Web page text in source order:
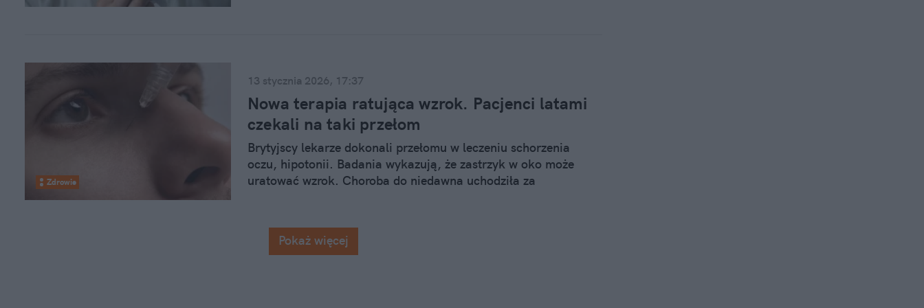
Zdrowie
13 stycznia 2026, 17:37
Nowa terapia ratująca wzrok. Pacjenci latami
czekali na taki przełom
Brytyjscy lekarze dokonali przełomu w leczeniu schorzenia
oczu, hipotonii. Badania wykazują, że zastrzyk w oko może
uratować wzrok. Choroba do niedawna uchodziła za
Pokaż więcej